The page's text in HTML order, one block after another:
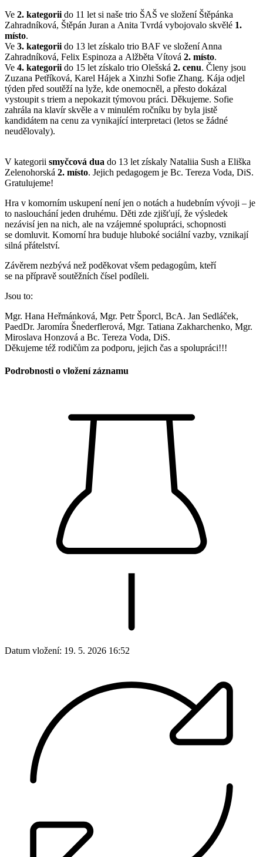
Ve 2. kategorii do 11 let si naše trio ŠAŠ ve složení Štěpánka
Zahradníková, Štěpán Juran a Anita Tvrdá vybojovalo skvělé 1.
místo.
Ve 3. kategorii do 13 let získalo trio BAF ve složení Anna
Zahradníková, Felix Espinoza a Alžběta Vítová 2. místo.
Ve 4. kategorii do 15 let získalo trio Olešská 2. cenu. Členy jsou
Zuzana Petříková, Karel Hájek a Xinzhi Sofie Zhang. Kája odjel
týden před soutěží na lyže, kde onemocněl, a přesto dokázal
vystoupit s triem a nepokazit týmovou práci. Děkujeme. Sofie
zahrála na klavír skvěle a v minulém ročníku by byla jistě
kandidátem na cenu za vynikající interpretaci (letos se žádné
neudělovaly).
V kategorii smyčcová dua do 13 let získaly Nataliia Sush a Eliška
Zelenohorská 2. místo. Jejich pedagogem je Bc. Tereza Voda, DiS.
Gratulujeme!
Hra v komorním uskupení není jen o notách a hudebním vývoji – je
to naslouchání jeden druhému. Děti zde zjišťují, že výsledek
nezávisí jen na nich, ale na vzájemné spolupráci, schopnosti
se domluvit. Komorní hra buduje hluboké sociální vazby, vznikají
silná přátelství.
Závěrem nezbývá než poděkovat všem pedagogům, kteří
se na přípravě soutěžních čísel podíleli.
Jsou to:
Mgr. Hana Heřmánková, Mgr. Petr Šporcl, BcA. Jan Sedláček,
PaedDr. Jaromíra Šnederflerová, Mgr. Tatiana Zakharchenko, Mgr.
Miroslava Honzová a Bc. Tereza Voda, DiS.
Děkujeme též rodičům za podporu, jejich čas a spolupráci!!!
Podrobnosti o vložení záznamu
Datum vložení: 19. 5. 2026 16:52